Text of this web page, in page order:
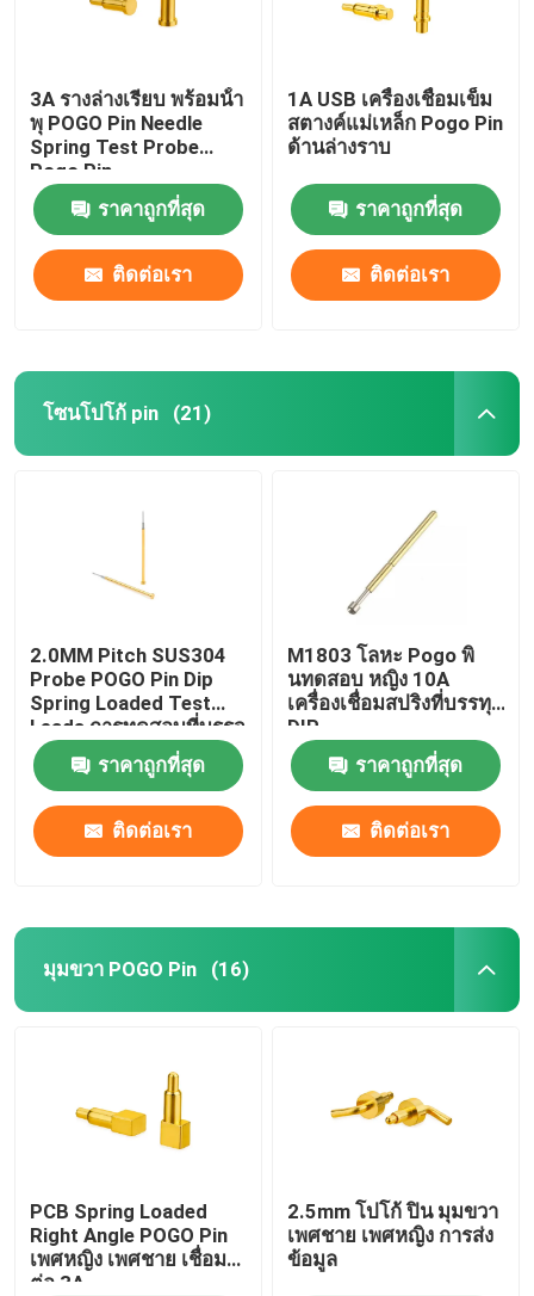
3A รางล่างเรียบ พร้อมน้ํา
พุ POGO Pin Needle
Spring Test Probe
Pogo Pin
ราคาถูกที่สุด
ติดต่อเรา
1A USB เครื่องเชื่อมเข็ม
สตางค์แม่เหล็ก Pogo Pin
ด้านล่างราบ
ราคาถูกที่สุด
ติดต่อเรา
โซนโปโก้ pin (21)
2.0MM Pitch SUS304
Probe POGO Pin Dip
Spring Loaded Test
Leads การทดสอบที่บรรจุ
ด้วยสปริง
ราคาถูกที่สุด
ติดต่อเรา
M1803 โลหะ Pogo พิ
นทดสอบ หญิง 10A
เครื่องเชื่อมสปริงที่บรรทุก
DIP
ราคาถูกที่สุด
ติดต่อเรา
มุมขวา POGO Pin (16)
PCB Spring Loaded
Right Angle POGO Pin
เพศหญิง เพศชาย เชื่อม
ต่อ 3A
2.5mm โปโก้ ปิน มุมขวา
เพศชาย เพศหญิง การส่ง
ข้อมูล